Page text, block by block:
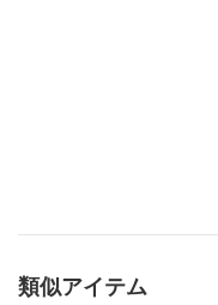
類似アイテム